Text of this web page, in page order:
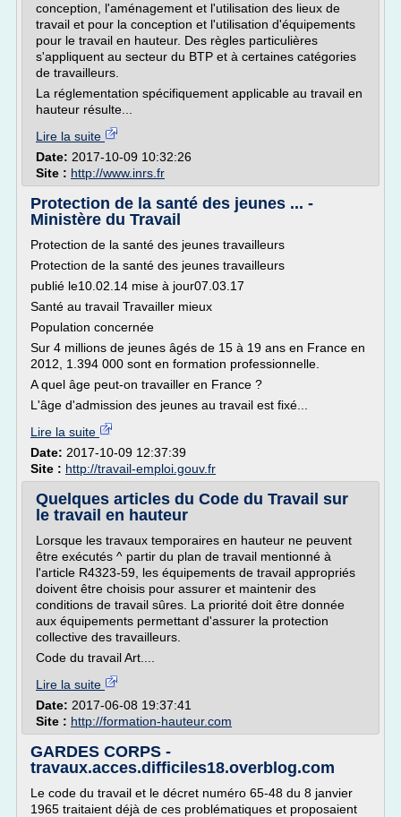
conception, l'aménagement et l'utilisation des lieux de
travail et pour la conception et l'utilisation d'équipements
pour le travail en hauteur. Des règles particulières
s'appliquent au secteur du BTP et à certaines catégories
de travailleurs.
La réglementation spécifiquement applicable au travail en
hauteur résulte...
Lire la suite
Date: 2017-10-09 10:32:26
Site : http://www.inrs.fr
Protection de la santé des jeunes ... -
Ministère du Travail
Protection de la santé des jeunes travailleurs
Protection de la santé des jeunes travailleurs
publié le10.02.14 mise à jour07.03.17
Santé au travail Travailler mieux
Population concernée
Sur 4 millions de jeunes âgés de 15 à 19 ans en France en
2012, 1.394 000 sont en formation professionnelle.
A quel âge peut-on travailler en France ?
L'âge d'admission des jeunes au travail est fixé...
Lire la suite
Date: 2017-10-09 12:37:39
Site : http://travail-emploi.gouv.fr
Quelques articles du Code du Travail sur
le travail en hauteur
Lorsque les travaux temporaires en hauteur ne peuvent
être exécutés ^ partir du plan de travail mentionné à
l'article R4323-59, les équipements de travail appropriés
doivent être choisis pour assurer et maintenir des
conditions de travail sûres. La priorité doit être donnée
aux équipements permettant d'assurer la protection
collective des travailleurs.
Code du travail Art....
Lire la suite
Date: 2017-06-08 19:37:41
Site : http://formation-hauteur.com
GARDES CORPS -
travaux.acces.difficiles18.overblog.com
Le code du travail et le décret numéro 65-48 du 8 janvier
1965 traitaient déjà de ces problématiques et proposaient